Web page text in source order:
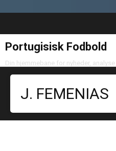
Portugisisk Fodbold
Din hjemmebane for nyheder,
J. FEMENIAS